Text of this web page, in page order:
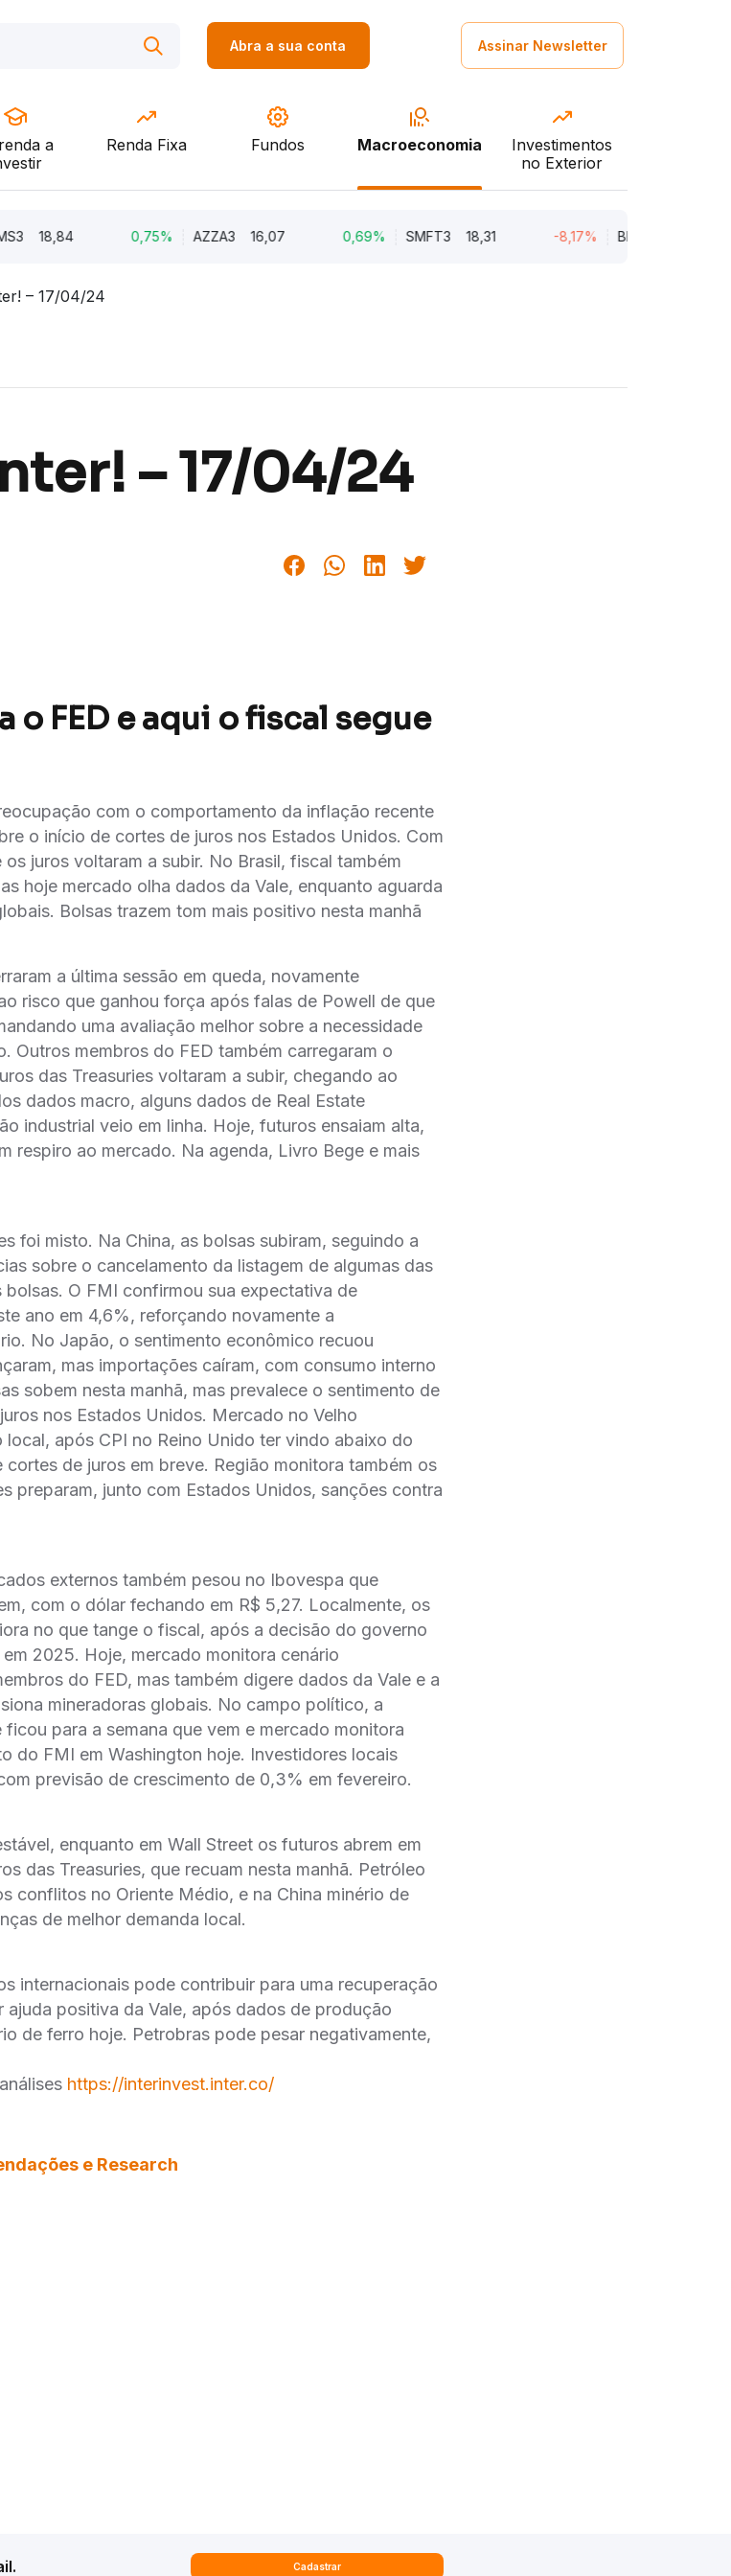
Abra a sua conta Assinar Newsletter
a
Renda Fixa Fundos Macroeconomia
Investimentos
no Exterior
18,84 0,75% AZZA3 16,07 0,69% SMFT3 18,31 -8,17% BRAV3
– 17/04/24
– 17/04/24
o FED e aqui o fiscal segue
com o comportamento da inflação recente
o início de cortes de juros nos Estados Unidos. Com
juros voltaram a subir. No Brasil, fiscal também
hoje mercado olha dados da Vale, enquanto aguarda
Bolsas trazem tom mais positivo nesta manhã
a última sessão em queda, novamente
risco que ganhou força após falas de Powell de que
uma avaliação melhor sobre a necessidade
Outros membros do FED também carregaram o
das Treasuries voltaram a subir, chegando ao
dados macro, alguns dados de Real Estate
industrial veio em linha. Hoje, futuros ensaiam alta,
respiro ao mercado. Na agenda, Livro Bege e mais
foi misto. Na China, as bolsas subiram, seguindo a
sobre o cancelamento da listagem de algumas das
bolsas. O FMI confirmou sua expectativa de
ano em 4,6%, reforçando novamente a
No Japão, o sentimento econômico recuou
mas importações caíram, com consumo interno
sobem nesta manhã, mas prevalece o sentimento de
nos Estados Unidos. Mercado no Velho
após CPI no Reino Unido ter vindo abaixo do
de juros em breve. Região monitora também os
preparam, junto com Estados Unidos, sanções contra
externos também pesou no Ibovespa que
com o dólar fechando em R$ 5,27. Localmente, os
no que tange o fiscal, após a decisão do governo
2025. Hoje, mercado monitora cenário
do FED, mas também digere dados da Vale e a
mineradoras globais. No campo político, a
para a semana que vem e mercado monitora
do FMI em Washington hoje. Investidores locais
previsão de crescimento de 0,3% em fevereiro.
enquanto em Wall Street os futuros abrem em
das Treasuries, que recuam nesta manhã. Petróleo
conflitos no Oriente Médio, e na China minério de
de melhor demanda local.
internacionais pode contribuir para uma recuperação
positiva da Vale, após dados de produção
de ferro hoje. Petrobras pode pesar negativamente,
https://interinvest.inter.co/
e Research
Cadastrar